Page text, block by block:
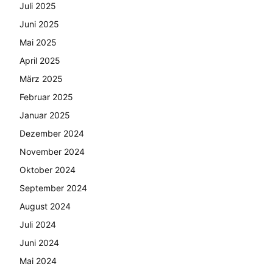
Juli 2025
Juni 2025
Mai 2025
April 2025
März 2025
Februar 2025
Januar 2025
Dezember 2024
November 2024
Oktober 2024
September 2024
August 2024
Juli 2024
Juni 2024
Mai 2024